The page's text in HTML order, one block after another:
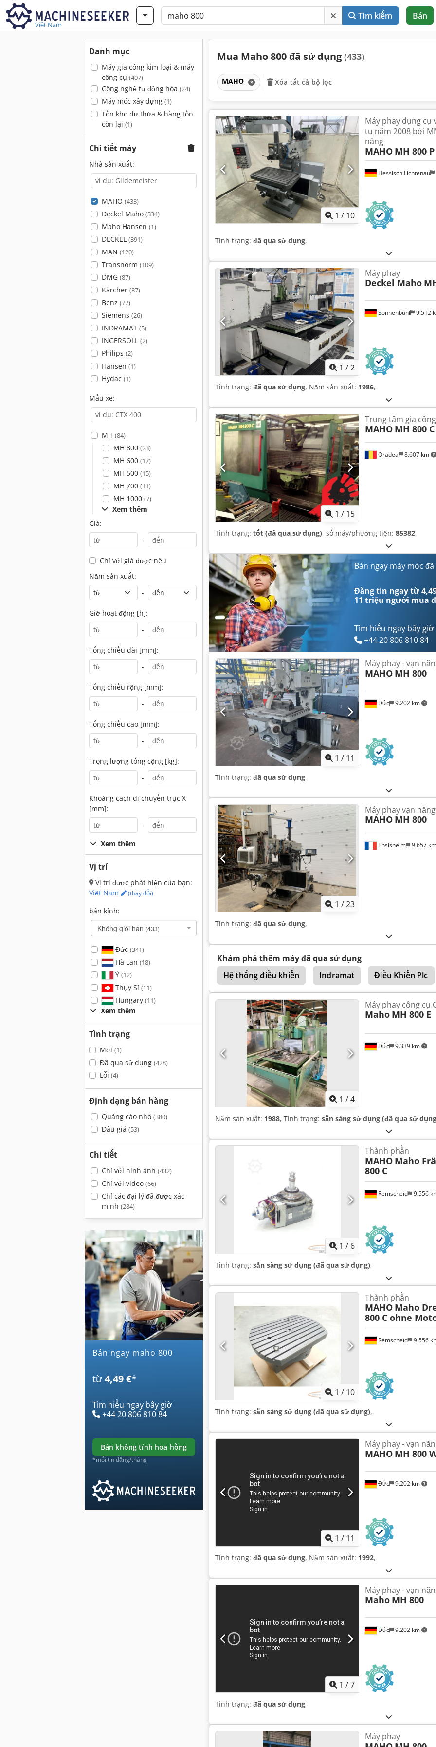
Việt Nam
Tìm kiếm Bán
Danh mục
Máy gia công kim loại & máy
công cụ (407)
Công nghệ tự động hóa (24)
Máy móc xây dựng (1)
Tồn kho dư thừa & hàng tồn
còn lại (1)
Chi tiết máy
Nhà sản xuất:
MAHO (433)
Deckel Maho (334)
Maho Hansen (1)
DECKEL (391)
MAN (120)
Transnorm (109)
DMG (87)
Kärcher (87)
Benz (77)
Siemens (26)
INDRAMAT (5)
INGERSOLL (2)
Philips (2)
Hansen (1)
Hydac (1)
Mẫu xe:
MH (84)
MH 800 (23)
MH 600 (17)
MH 500 (15)
MH 700 (11)
MH 1000 (7)
Xem thêm
Giá:
-
Chỉ với giá được nêu
Năm sản xuất:
-
Giờ hoạt động [h]:
-
Tổng chiều dài [mm]:
-
Tổng chiều rộng [mm]:
-
Tổng chiều cao [mm]:
-
Trọng lượng tổng cộng [kg]:
-
Khoảng cách di chuyển trục X
[mm]:
-
Xem thêm
Vị trí
Vị trí được phát hiện của bạn:
Việt Nam
(thay đổi)
bán kính:
Không giới hạn (433)
Đức (341)
Hà Lan (18)
Ý (12)
Thụy Sĩ(11)
Hungary (11)
Xem thêm
Tình trạng
Mới (1)
Đã qua sử dụng (428)
Lỗi (4)
Định dạng bán hàng
Quảng cáo nhỏ (380)
Đấu giá (53)
Chi tiết
Chỉ với hình ảnh (432)
Chỉ với video (66)
Chỉ các đại lý đã được xác
minh (284)
Bán ngay maho 800
từ4,49 €*
Tìm hiểu ngay bây giờ
+44 20 806 810 84
bán không tính hoa hồng
*mỗi tin đăng/tháng
Mua Maho 800 đã sử dụng (433)
MAHO Xóa tất cả bộ lọc
1 / 10
Hessisch Lichtenau
Máy phay dụng cụ
tu năm 2008 bởi
năng
MAHO MH 800 P
Tình trạng: đã qua sử dụng,
1 /2
Sonnenbühl 9.512
Máy phay
Deckel Maho
Tình trạng: đã qua sử dụng, Năm sản xuất: 1986,
1 / 15
Oradea 8.607 km
Trung tâm gia
MAHO MH 800 C
Tình trạng: tốt (đã qua sử dụng), số máy/phương tiện: 85382,
Bán ngay máy móc
Đăng tin ngay từ
11 triệu người mua
Tìm hiểu ngay bây giờ
+44 20 806 810 84
1 / 11
Đức 9.202 km
Máy phay - vạn
MAHO MH 800
Tình trạng: đã qua sử dụng,
1 /23
Ensisheim 9.657 km
Máy phay vạn năng
MAHO MH 800
Tình trạng: đã qua sử dụng,
Khám phá thêm máy đã qua sử dụng
Hệ thống điều khiển
Indramat Điều Khiển Plc
Schaublin 160
1 /4
Đức 9.339 km
Máy phay công cụ
Maho MH 800 E
Năm sản xuất: 1988, Tình trạng: sẵn sàng sử dụng (đã qua sử
1 / 6
Remscheid 9.556
Thành phần
MAHO Maho
800 C
Tình trạng: sẵn sàng sử dụng (đã qua sử dụng),
1 / 10
Remscheid 9.556
Thành phần
MAHO Maho
800 C ohne
Tình trạng: sẵn sàng sử dụng (đã qua sử dụng),
1 / 11
Đức 9.202 km
Máy phay - vạn
MAHO MH 800
Tình trạng: đã qua sử dụng, Năm sản xuất: 1992,
1 /7
Đức 9.202 km
Máy phay - vạn
Maho MH 800
Tình trạng: đã qua sử dụng,
Máy phay